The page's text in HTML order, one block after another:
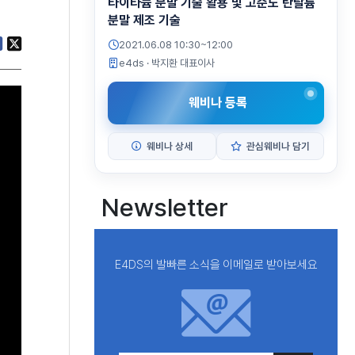
타이타늄 분말 기술 활용 및 고순도 탄탈륨
분말 제조 기술
2021.06.08 10:30~12:00
e4ds · 박지환 대표이사
웨비나 등록
웨비나 상세 관심웨비나 담기
Newsletter
E4DS의 발빠른 소식을 이메일로 받아보세요